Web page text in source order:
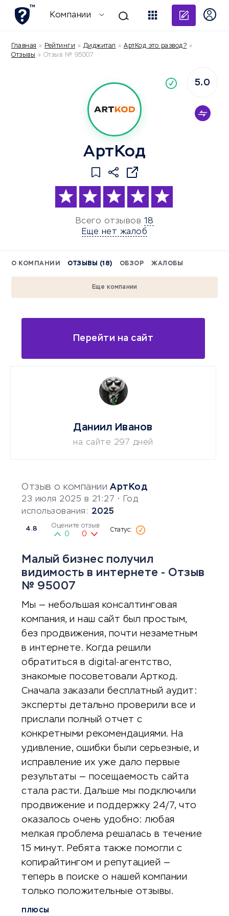
Компании
Главная » Рейтинги » Диджитал » АртКод это развод? »
Отзывы » Отзыв № 95007
АртКод
Всего отзывов 18
Еще нет жалоб
5.0
О КОМПАНИИ ОТЗЫВЫ (18) ОБЗОР ЖАЛОБЫ
Еще компании
Перейти на сайт
Отзыв о компании АртКод
23 июля 2025 в 21:27 • Год
использования: 2025
4.8 Оцените отзыв
0 0
Малый бизнес получил
видимость в интернете - Отзыв
№ 95007
Мы — небольшая консалтинговая
компания, и наш сайт был простым,
без продвижения, почти незаметным
в интернете. Когда решили
обратиться в digital-агентство,
знакомые посоветовали Арткод.
Сначала заказали бесплатный аудит:
эксперты детально проверили все и
прислали полный отчет с
конкретными рекомендациями. На
удивление, ошибки были серьезные, и
исправление их уже дало первые
результаты — посещаемость сайта
стала расти. Дальше мы подключили
продвижение и поддержку 24/7, что
оказалось очень удобно: любая
мелкая проблема решалась в течение
15 минут. Ребята также помогли с
копирайтингом и репутацией —
теперь в поиске о нашей компании
только положительные отзывы.
ПЛЮСЫ
Даниил Иванов
на сайте 297 дней